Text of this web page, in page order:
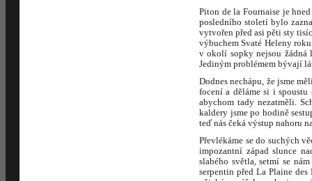
Piton de la Fournaise je
posledního století bylo
vytvořen před asi pěti sty
výbuchem Svaté Heleny
v okolí sopky nejsou žádná
Jediným problémem bývají
Dodnes nechápu, že jsme
focení a děláme si i
abychom tady nezatměli.
kaldery jsme po hodině
teď nás čeká výstup nahoru
Převlékáme se do suchých
impozantní západ slunce
slabého světla, setmí se
serpentin před La Plaine